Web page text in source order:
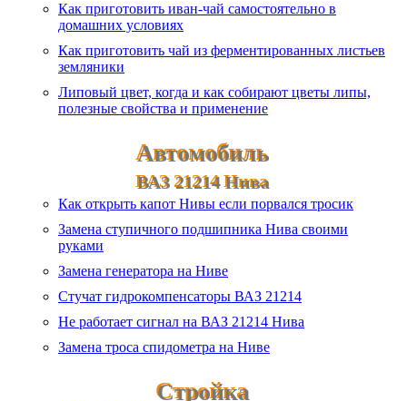
Как приготовить иван-чай самостоятельно в
домашних условиях
Как приготовить чай из ферментированных листьев
земляники
Липовый цвет, когда и как собирают цветы липы,
полезные свойства и применение
Автомобиль
ВАЗ 21214 Нива
Как открыть капот Нивы если порвался тросик
Замена ступичного подшипника Нива своими
руками
Замена генератора на Ниве
Стучат гидрокомпенсаторы ВАЗ 21214
Не работает сигнал на ВАЗ 21214 Нива
Замена троса спидометра на Ниве
Стройка